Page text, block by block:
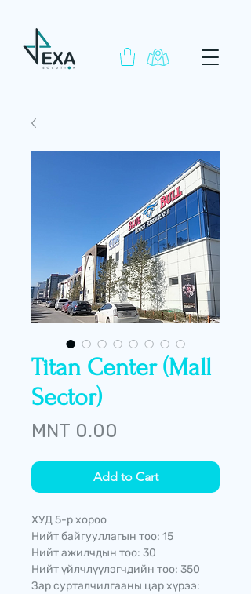
Titan Center (Mall
Sector)
MNT 0.00
Add to Cart
ХУД 5-р хороо
Нийт байгууллагын тоо: 15
Нийт ажилчдын тоо: 30
Нийт үйлчлүүлэгчдийн тоо: 350
Зар сурталчилгааны цар хүрээ: